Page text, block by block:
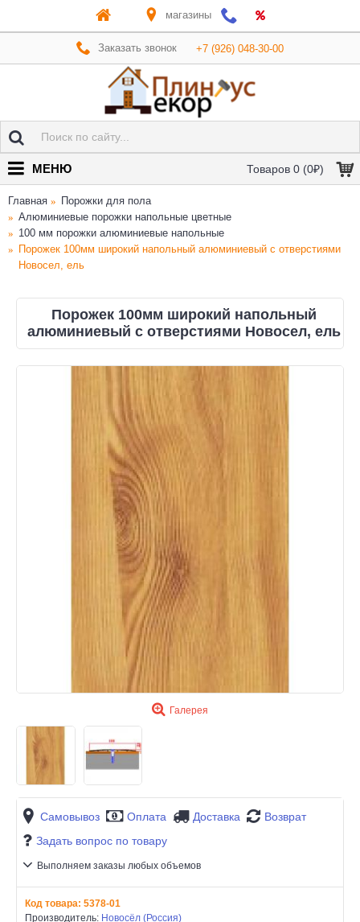
магазины
Заказать звонок +7 (926) 048-30-00
Товаров 0 (0₽)
МЕНЮ
Главная
Порожки для пола
Алюминиевые порожки напольные цветные
100 мм порожки алюминиевые напольные
Порожек 100мм широкий напольный алюминиевый с отверстиями
Новосел, ель
Порожек 100мм широкий напольный
алюминиевый с отверстиями Новосел, ель
Галерея
Самовывоз Оплата Доставка
Возврат
Задать вопрос по товару
Выполняем заказы любых объемов
Код товара: 5378-01
Производитель: Новосёл (Россия)